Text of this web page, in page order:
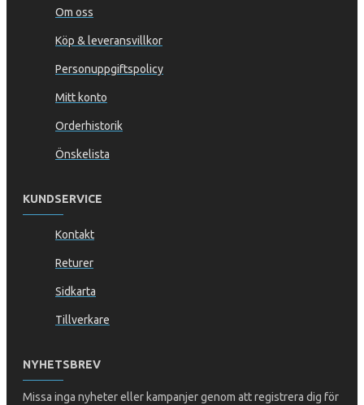
Om oss
Köp & leveransvillkor
Personuppgiftspolicy
Mitt konto
Orderhistorik
Önskelista
KUNDSERVICE
Kontakt
Returer
Sidkarta
Tillverkare
NYHETSBREV
Missa inga nyheter eller kampanjer genom att registrera dig för